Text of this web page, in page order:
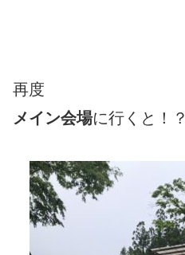
再度
メイン会場に行くと！？